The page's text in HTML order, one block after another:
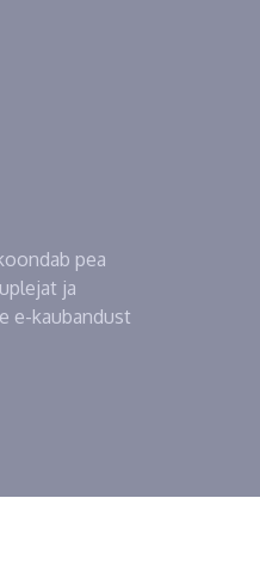
pea
ja
e-kaubandust